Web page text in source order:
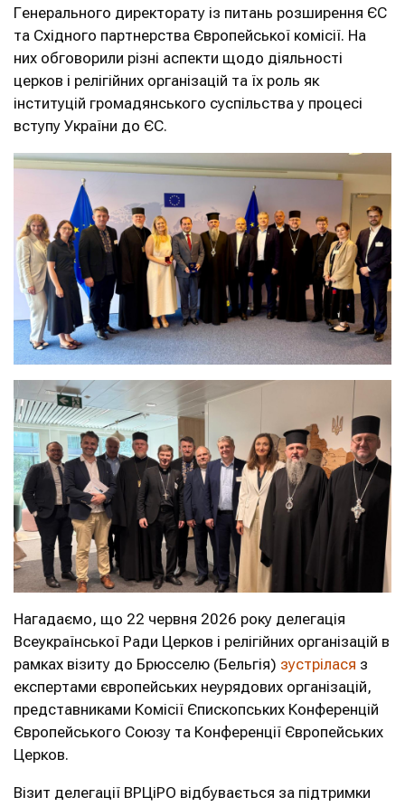
Генерального директорату із питань розширення ЄС
та Східного партнерства Європейської комісії. На
них обговорили різні аспекти щодо діяльності
церков і релігійних організацій та їх роль як
інституцій громадянського суспільства у процесі
вступу України до ЄС.
Нагадаємо, що 22 червня 2026 року делегація
Всеукраїнської Ради Церков і релігійних організацій в
рамках візиту до Брюсселю (Бельгія) зустрілася з
експертами європейських неурядових організацій,
представниками Комісії Єпископських Конференцій
Європейського Союзу та Конференції Європейських
Церков.
Візит делегації ВРЦіРО відбувається за підтримки